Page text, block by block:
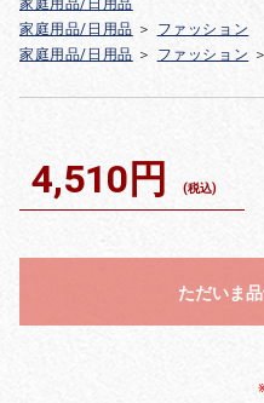
家庭用品/日用品
家庭用品/日用品 ＞
ファッション
家庭用品/日用品 ＞ ファッション ＞
4,510円 (税込)
ただいま品